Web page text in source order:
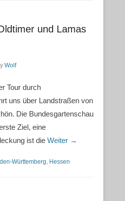
und Lamas
Wolf
Tour durch
uns über Landstraßen von
Die Bundesgartenschau
Ziel, eine
ist die Weiter →
Württemberg, Hessen